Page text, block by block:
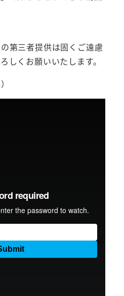
第三者提供は固くご遠慮
しくお願いいたします。